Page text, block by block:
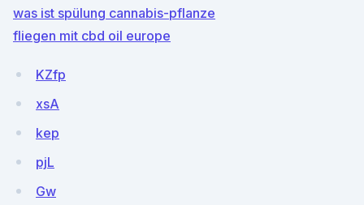
was ist spülung cannabis-pflanze
fliegen mit cbd oil europe
KZfp
xsA
kep
pjL
Gw